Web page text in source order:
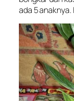
ada 5 anaknya.